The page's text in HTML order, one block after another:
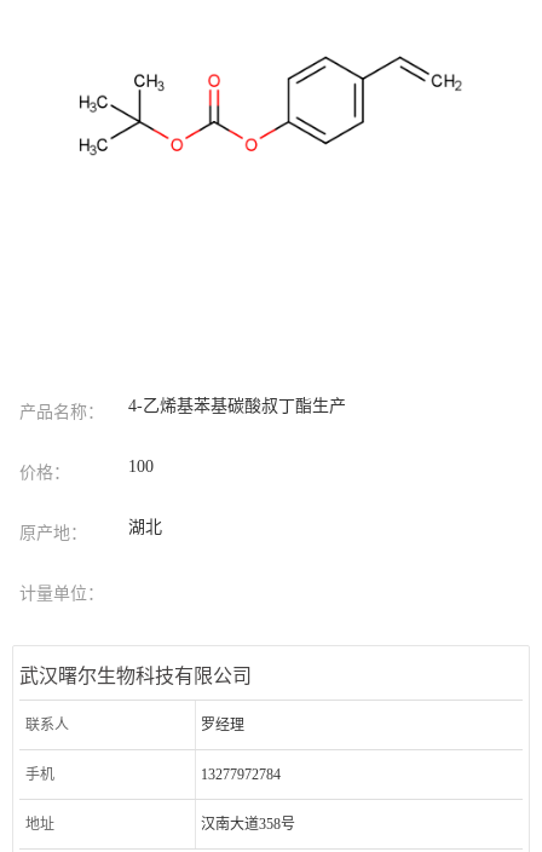
产品名称： 4-乙烯基苯基碳酸叔丁酯生产
价格： 100
原产地： 湖北
计量单位：
武汉曙尔生物科技有限公司
联系人 罗经理
手机 13277972784
地址 汉南大道358号